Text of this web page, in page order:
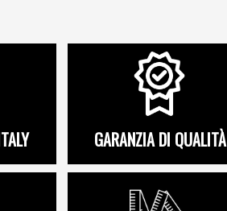
GARANZIA DI QUALITÀ